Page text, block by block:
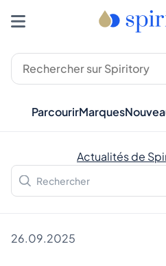
ParcourirMarques
Actualités de
26.09.2025